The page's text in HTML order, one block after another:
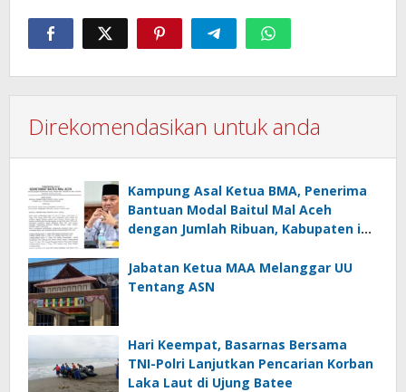
Direkomendasikan untuk anda
Kampung Asal Ketua BMA, Penerima
Bantuan Modal Baitul Mal Aceh
dengan Jumlah Ribuan, Kabupaten ini
Jabatan Ketua MAA Melanggar UU
Tentang ASN
Hari Keempat, Basarnas Bersama
TNI-Polri Lanjutkan Pencarian Korban
Laka Laut di Ujung Batee